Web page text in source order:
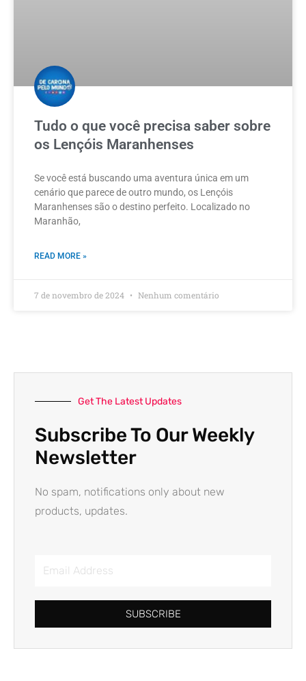
Tudo o que você precisa saber sobre
os Lençóis Maranhenses
Se você está buscando uma aventura única em um
cenário que parece de outro mundo, os Lençóis
Maranhenses são o destino perfeito. Localizado no
Maranhão,
READ MORE »
7 de novembro de 2024 Nenhum comentário
Get The Latest Updates
Subscribe To Our Weekly
Newsletter
No spam, notifications only about new
products, updates.
Email
SUBSCRIBE